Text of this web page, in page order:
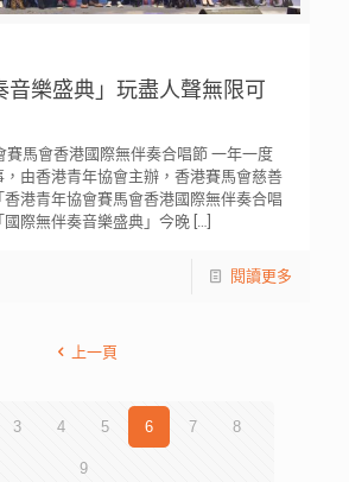
音樂盛典」玩盡人聲無限可
賽馬會香港國際無伴奏合唱節 一年一度
由香港青年協會主辦，香港賽馬會慈善
港青年協會賽馬會香港國際無伴奏合唱
際無伴奏音樂盛典」今晚[…]
閱讀更多
上一頁
3 4 5 6 7 8
9